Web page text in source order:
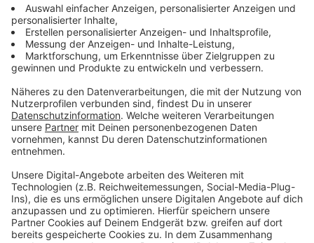
Anzeige
Weitere Infos und Links zum Thema
Anzeige
Wettbewerb für die neue Düsseldorfer Oper
Altes Parkhaus an der Kö soll für Büros und
Restaurants abgerissen werden
Anzeige